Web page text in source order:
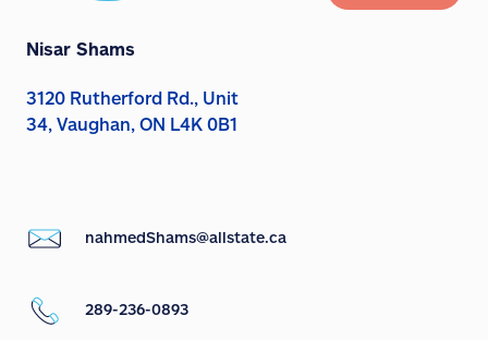
Nisar Shams
3120 Rutherford Rd., Unit
34, Vaughan, ON L4K 0B1
nahmedShams@allstate.ca
289-236-0893